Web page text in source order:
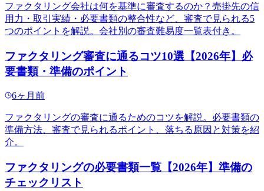
ファクタリング会社は何を基準に審査するのか？売掛先の信
用力・取引実績・必要書類の整合性など、審査で見られる5
つのポイントを解説。会社別の審査難易度一覧表付き。
ファクタリング審査に通るコツ10選【2026年】必
要書類・準備のポイント
6ヶ月前
ファクタリングの審査に通るためのコツを解説。必要書類の
準備方法、審査で見られるポイント、落ちる原因と対策を紹
介。
ファクタリングの必要書類一覧【2026年】準備の
チェックリスト